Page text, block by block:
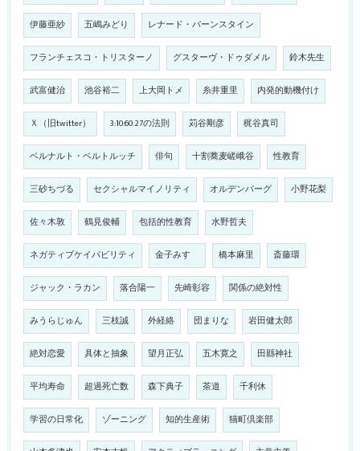
伊藤亜紗 五嶋みどり レナード・バーンスタイン
フランチェスコ・トリスターノ グスターヴ・ドゥダメル 鈴木先生
武富健治 池谷裕二 上大岡トメ 糸井重里 内発的動機付け
Ｘ（旧twitter） 3:10:60:27の法則 苅谷剛彦 梶谷真司
ベルナルト・ベルトルッチ 俳句 十割蕎麦嵯峨谷 性教育
三砂ちづる セクシャルマイノリティ オルデンバーグ 小野花梨
佐々木敦 鶴見俊輔 包括的性教育 水野哲夫
ネガティブケイパビリティ 金子みすゞ 橋本麻里 斎藤環
ジャック・ラカン 落合陽一 先崎彰容 関係の絶対性
みうらじゅん 三枝誠 外経絡 団まりな 岩田健太郎
絶対恋愛 具体と抽象 望月正弘 五木寛之 田縣神社
平均寿命 超過死亡数 森下典子 茶道 千利休
学習の日常化 ゾーニング 知的生産術 猫町倶楽部